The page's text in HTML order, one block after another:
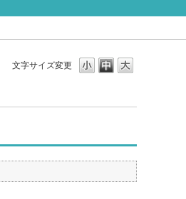
文字サイズ変更